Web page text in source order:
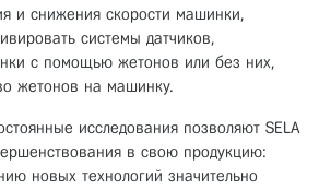
и снижения скорости машинки,
системы датчиков,
с помощью жетонов или без них,
жетонов на машинку.
исследования позволяют SELA
в свою продукцию:
новых технологий значительно